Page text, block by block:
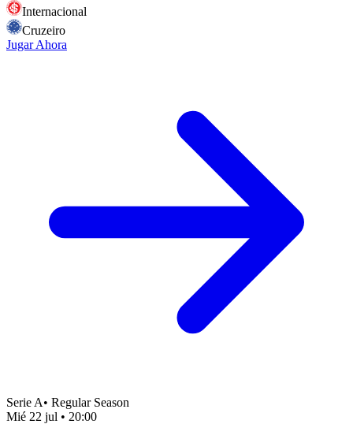
Internacional
Cruzeiro
Jugar Ahora
Serie A• Regular Season
Mié 22 jul • 20:00